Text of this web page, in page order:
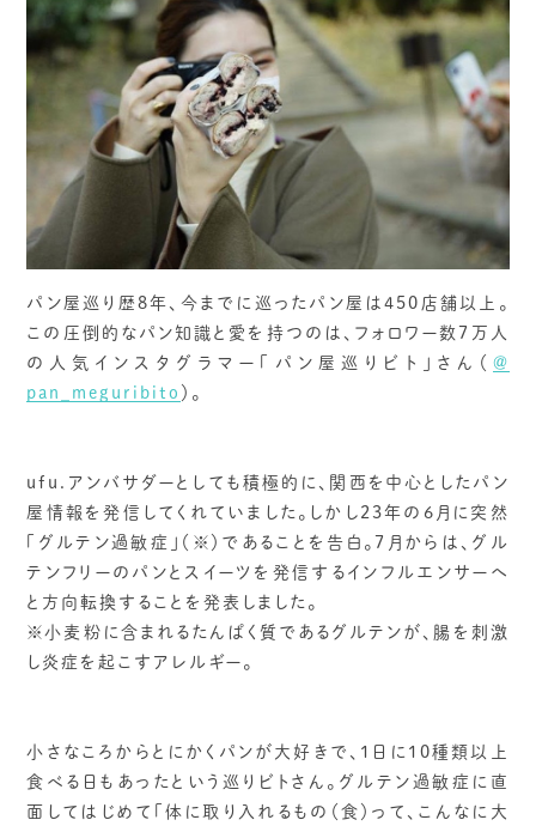
パン屋巡り歴8年、今までに巡ったパン屋は450店舗以上。
この圧倒的なパン知識と愛を持つのは、フォロワー数7万人
の人気インスタグラマー「パン屋巡りビト」さん（ ＠
pan_meguribito ）。
ufu.アンバサダーとしても積極的に、関西を中心としたパン
屋情報を発信してくれていました。しかし23年の6月に突然
「グルテン過敏症」（※）であることを告白。7月からは、グル
テンフリーのパンとスイーツを発信するインフルエンサーへ
と方向転換することを発表しました。
※小麦粉に含まれるたんぱく質であるグルテンが、腸を刺激
し炎症を起こすアレルギー。
小さなころからとにかくパンが大好きで、1日に10種類以上
食べる日もあったという巡りビトさん。グルテン過敏症に直
面してはじめて「体に取り入れるもの（食）って、こんなに大